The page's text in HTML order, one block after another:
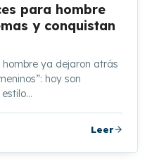
para hombre
y conquistan
ya dejaron atrás
hoy son
Leer